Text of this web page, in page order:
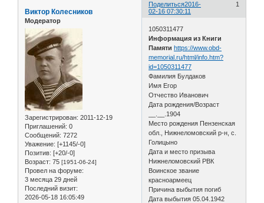
Поделиться 1
2016-
02-16 07:30:11
Виктор Колесников
Модератор
Зарегистрирован: 2011-12-19
Приглашений: 0
Сообщений: 7272
Уважение: [+1145/-0]
Позитив: [+20/-0]
Возраст: 75 [1951-06-24]
Провел на форуме:
3 месяца 29 дней
Последний визит:
2026-05-18 16:05:49
1050311477
Информация из Книги
Памяти https://www.obd-
memorial.ru/html/info.htm?
id=1050311477
Фамилия Булдаков
Имя Егор
Отчество Иванович
Дата рождения/Возраст
__.__.1904
Место рождения Пензенская
обл., Нижнеломовский р-н, с.
Голицыно
Дата и место призыва
Нижнеломовский РВК
Воинское звание
красноармеец
Причина выбытия погиб
Дата выбытия 05.04.1942